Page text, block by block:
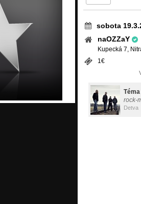
sobota
naOZZaY
Kupecká 7,
1€
rock-
Detva